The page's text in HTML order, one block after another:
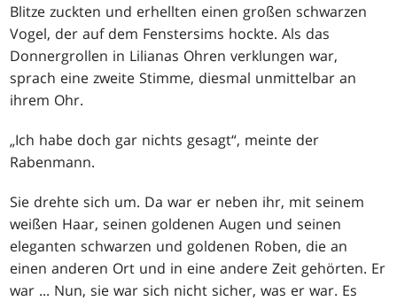
Blitze zuckten und erhellten einen großen schwarzen
Vogel, der auf dem Fenstersims hockte. Als das
Donnergrollen in Lilianas Ohren verklungen war,
sprach eine zweite Stimme, diesmal unmittelbar an
ihrem Ohr.
„Ich habe doch gar nichts gesagt“, meinte der
Rabenmann.
Sie drehte sich um. Da war er neben ihr, mit seinem
weißen Haar, seinen goldenen Augen und seinen
eleganten schwarzen und goldenen Roben, die an
einen anderen Ort und in eine andere Zeit gehörten. Er
war ... Nun, sie war sich nicht sicher, was er war. Es